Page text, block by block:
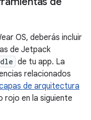
OS, deberás incluir
de Jetpack
de tu app. La
relacionados
de arquitectura
rojo en la siguiente